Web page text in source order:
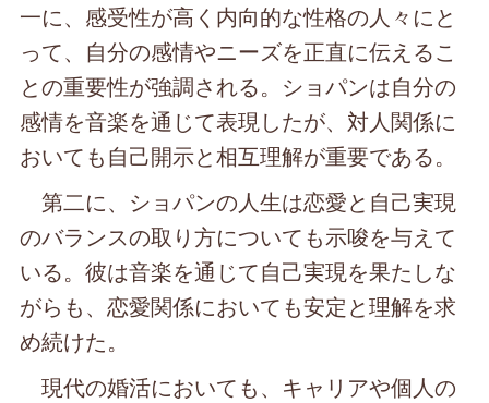
一に、感受性が高く内向的な性格の人々にと
って、自分の感情やニーズを正直に伝えるこ
との重要性が強調される。ショパンは自分の
感情を音楽を通じて表現したが、対人関係に
おいても自己開示と相互理解が重要である。
第二に、ショパンの人生は恋愛と自己実現
のバランスの取り方についても示唆を与えて
いる。彼は音楽を通じて自己実現を果たしな
がらも、恋愛関係においても安定と理解を求
め続けた。
現代の婚活においても、キャリアや個人の